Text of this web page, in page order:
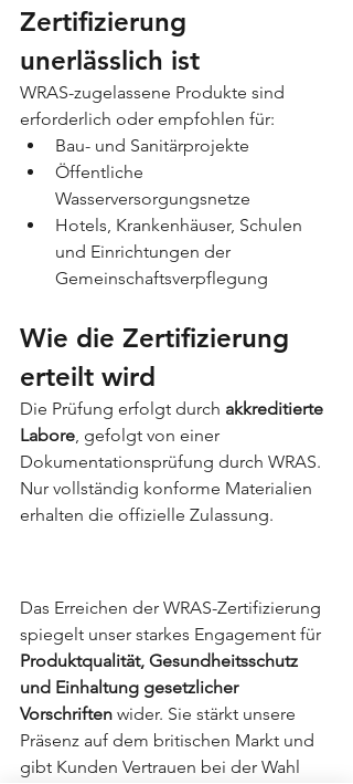
Zertifizierung
unerlässlich ist
WRAS-zugelassene Produkte sind
erforderlich oder empfohlen für:
Bau- und Sanitärprojekte
Öffentliche
Wasserversorgungsnetze
Hotels, Krankenhäuser, Schulen
und Einrichtungen der
Gemeinschaftsverpflegung
Wie die Zertifizierung
erteilt wird
Die Prüfung erfolgt durch akkreditierte
Labore , gefolgt von einer
Dokumentationsprüfung durch WRAS.
Nur vollständig konforme Materialien
erhalten die offizielle Zulassung.
Das Erreichen der WRAS-Zertifizierung
spiegelt unser starkes Engagement für
Produktqualität, Gesundheitsschutz
und Einhaltung gesetzlicher
Vorschriften wider. Sie stärkt unsere
Präsenz auf dem britischen Markt und
gibt Kunden Vertrauen bei der Wahl